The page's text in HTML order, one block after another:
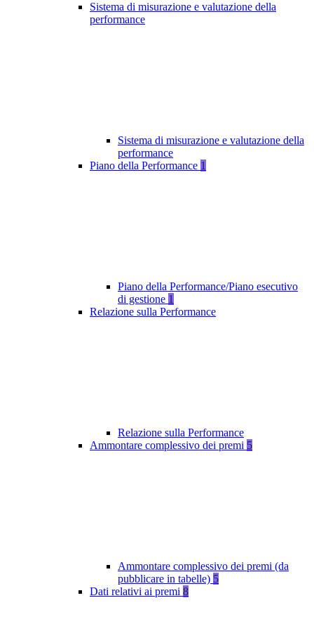
Sistema di misurazione e valutazione della
performance
Sistema di misurazione e valutazione della
performance
Piano della Performance 1
Piano della Performance/Piano esecutivo
di gestione 1
Relazione sulla Performance
Relazione sulla Performance
Ammontare complessivo dei premi 5
Ammontare complessivo dei premi (da
pubblicare in tabelle) 5
Dati relativi ai premi 8